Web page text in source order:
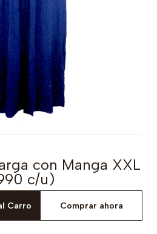
con Manga XXL
c/u)
Carro Comprar ahora